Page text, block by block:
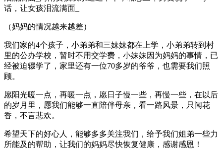
（妈妈的情况越来越差）
我们家的4个孩子，小弟弟和三妹妹都在上学，小弟弟转到村
里的公办学校，暂时不用交学费，小妹妹因为妈妈的事情，已
经被迫辍学了，家里还有一位70多岁的爷爷，也需要我们照
顾。
愿阳光暖一点，再暖一点，愿日子慢一些，再慢一些，在以后
的岁月里，愿我们能够一直陪伴母亲，看一路风景，只闻花
香，不言悲欢。
希望天下的好心人，能够多多关注我们，给予我们姐弟一些力
所能及的帮助，让我们的妈妈尽快恢复健康，感谢感恩！